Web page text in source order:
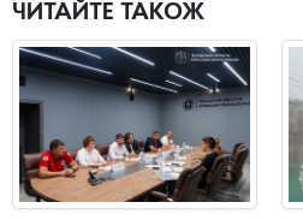
ЧИТАЙТЕ ТАКОЖ